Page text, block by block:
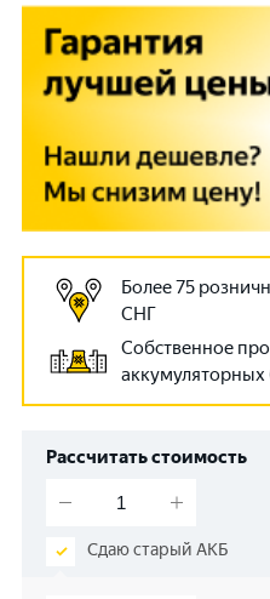
Более 75
СНГ
Собственное
аккумуляторных
Рассчитать стоимость
Сдаю старый АКБ